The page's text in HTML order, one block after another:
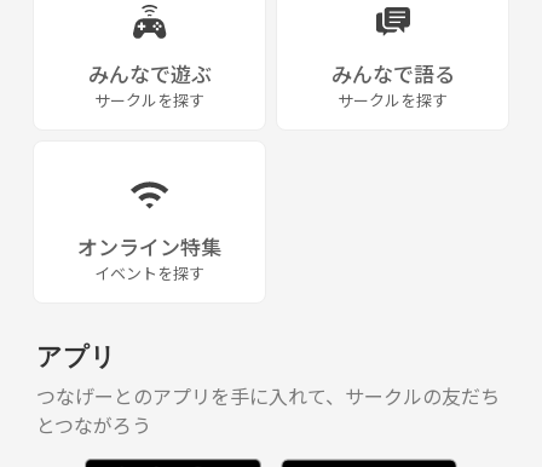
みんなで遊ぶ
サークルを探す
みんなで語る
サークルを探す
オンライン特集
イベントを探す
アプリ
つなげーとのアプリを手に入れて、サークルの友だち
とつながろう